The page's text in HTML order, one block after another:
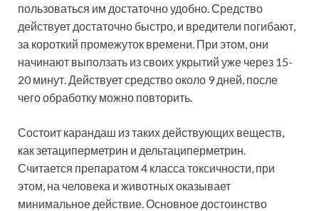
пользоваться им достаточно удобно. Средство
действует достаточно быстро, и вредители погибают,
за короткий промежуток времени. При этом, они
начинают выползать из своих укрытий уже через 15-
20 минут. Действует средство около 9 дней, после
чего обработку можно повторить.
Состоит карандаш из таких действующих веществ,
как зетациперметрин и дельтациперметрин.
Считается препаратом 4 класса токсичности, при
этом, на человека и животных оказывает
минимальное действие. Основное достоинство